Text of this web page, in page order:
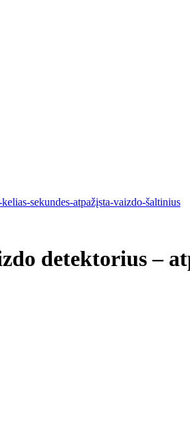
sekundes-atpažįsta-vaizdo-šaltinius
detektorius –